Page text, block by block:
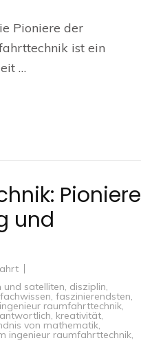
der
Luft-
und
Raumfahrt:
Pioniere der
ist ein
…
Pioniere
und
und satelliten, disziplin,
fachwissen, faszinierendsten,
ingenieur raumfahrttechnik,
, kreativität,
von mathematik,
ingenieur raumfahrttechnik,